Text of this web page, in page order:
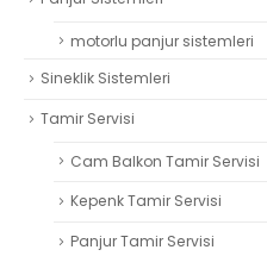
motorlu panjur sistemleri
Sineklik Sistemleri
Tamir Servisi
Cam Balkon Tamir Servisi
Kepenk Tamir Servisi
Panjur Tamir Servisi